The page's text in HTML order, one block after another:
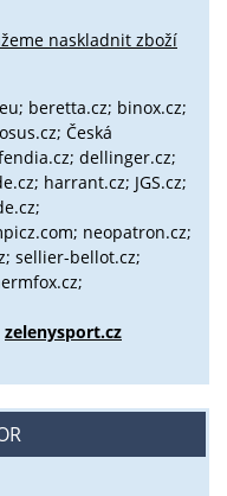
naskladnit zboží
beretta.cz; binox.cz;
Česká
dellinger.cz;
harrant.cz; JGS.cz;
neopatron.cz;
sellier-bellot.cz;
zelenysport.cz